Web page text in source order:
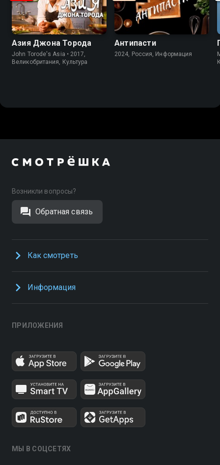
Азия Джона Торода
John Torode's Asia • 2017,
Великобритания, Культура
Антипасти
2024, Россия, Информация
Возникли вопросы?
Обратная связь
Как смотреть
Информация
ПРИЛОЖЕНИЯ
МЫ В СОЦСЕТЯХ